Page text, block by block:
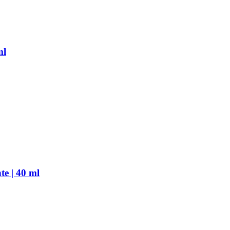
| 40 ml